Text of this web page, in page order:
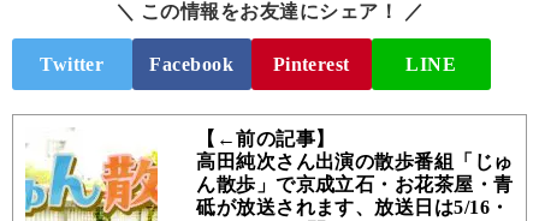
＼ この情報をお友達にシェア！ ／
Twitter Facebook Pinterest LINE
【←前の記事】
高田純次さん出演の散歩番組「じゅ
ん散歩」で京成立石・お花茶屋・青
砥が放送されます、放送日は5/16・